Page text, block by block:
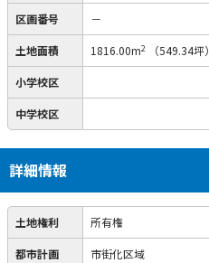
区画番号 －
土地面積 1816.00m2 （549.34坪）
小学校区
中学校区
詳細情報
土地権利 所有権
都市計画 市街化区域